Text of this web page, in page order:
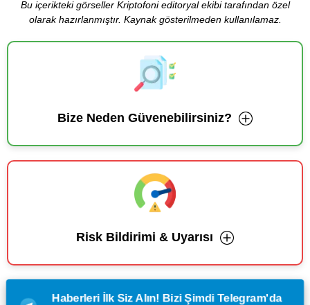
Bu içerikteki görseller Kriptofoni editoryal ekibi tarafından özel
olarak hazırlanmıştır. Kaynak gösterilmeden kullanılamaz.
Bize Neden Güvenebilirsiniz?
Risk Bildirimi & Uyarısı
Haberleri İlk Siz Alın! Bizi Şimdi Telegram'da